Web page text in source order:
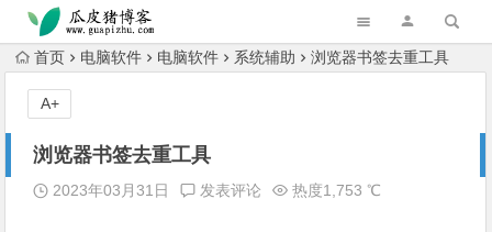
跳转到主内容
首页 电脑软件 电脑软件 系统辅助 浏览器书签去重工具
浏览器书签去重工具
2023年03月31日 发表评论 热度1,753 ℃
A+